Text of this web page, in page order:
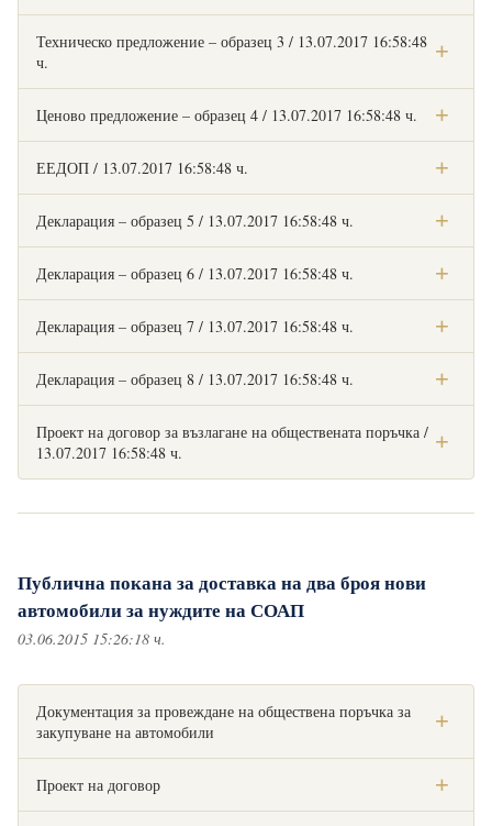
Техническо предложение – образец 3 / 13.07.2017 16:58:48
ч.
Към Тех. предложение
Ценово предложение – образец 4 / 13.07.2017 16:58:48 ч.
Към Цен. предложение
ЕЕДОП / 13.07.2017 16:58:48 ч.
Към ЕЕДОП
Декларация – образец 5 / 13.07.2017 16:58:48 ч.
Към документа
Декларация – образец 6 / 13.07.2017 16:58:48 ч.
Към документа
Декларация – образец 7 / 13.07.2017 16:58:48 ч.
Към документа
Декларация – образец 8 / 13.07.2017 16:58:48 ч.
Проект на договор за възлагане на обществената поръчка /
13.07.2017 16:58:48 ч.
Публична покана за доставка на два броя нови
автомобили за нуждите на СОАП
03.06.2015 15:26:18 ч.
Документация за провеждане на обществена поръчка за
закупуване на автомобили
Проект на договор